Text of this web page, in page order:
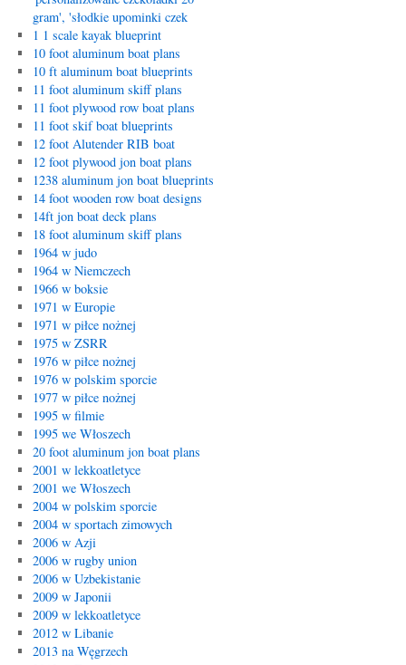
gram', 'słodkie upominki czek
1 1 scale kayak blueprint
10 foot aluminum boat plans
10 ft aluminum boat blueprints
11 foot aluminum skiff plans
11 foot plywood row boat plans
11 foot skif boat blueprints
12 foot Alutender RIB boat
12 foot plywood jon boat plans
1238 aluminum jon boat blueprints
14 foot wooden row boat designs
14ft jon boat deck plans
18 foot aluminum skiff plans
1964 w judo
1964 w Niemczech
1966 w boksie
1971 w Europie
1971 w piłce nożnej
1975 w ZSRR
1976 w piłce nożnej
1976 w polskim sporcie
1977 w piłce nożnej
1995 w filmie
1995 we Włoszech
20 foot aluminum jon boat plans
2001 w lekkoatletyce
2001 we Włoszech
2004 w polskim sporcie
2004 w sportach zimowych
2006 w Azji
2006 w rugby union
2006 w Uzbekistanie
2009 w Japonii
2009 w lekkoatletyce
2012 w Libanie
2013 na Węgrzech